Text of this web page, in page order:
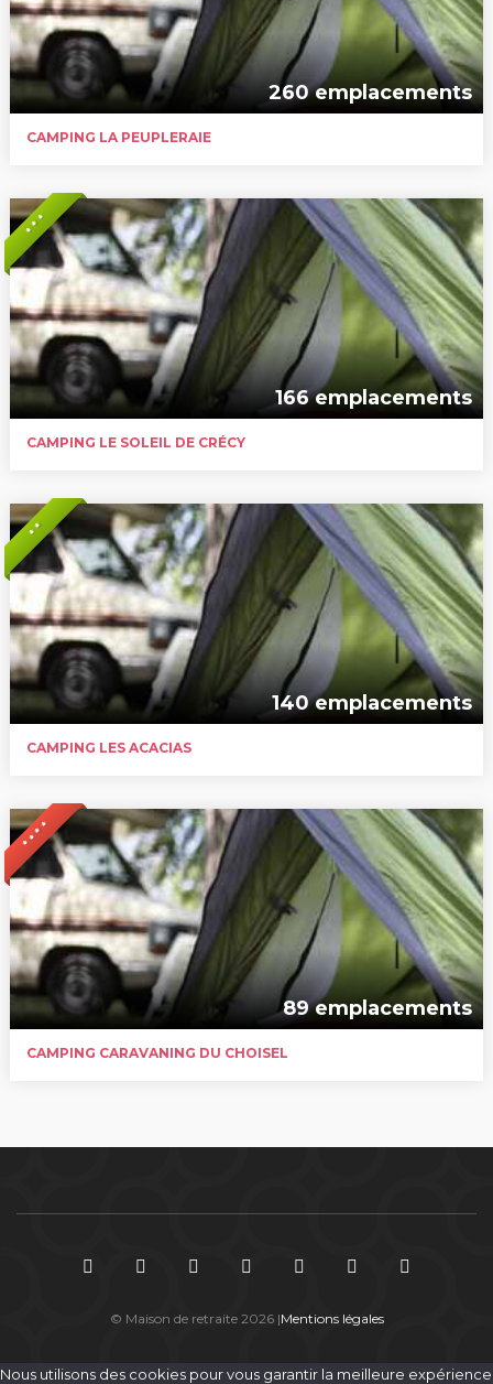
260 emplacements
CAMPING LA PEUPLERAIE
* * *
166 emplacements
CAMPING LE SOLEIL DE CRÉCY
* *
140 emplacements
CAMPING LES ACACIAS
* * * *
89 emplacements
CAMPING CARAVANING DU CHOISEL
© Maison de retraite 2026 |Mentions légales
Nous utilisons des cookies pour vous garantir la meilleure expérience